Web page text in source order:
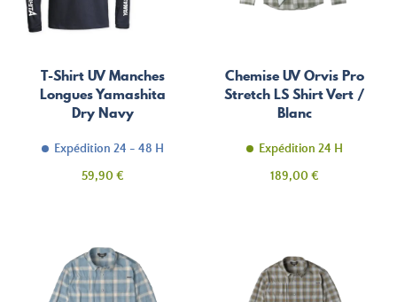
T-Shirt UV Manches
Longues Yamashita
Dry Navy
Expédition 24 - 48 H
Prix
59,90 €
Chemise UV Orvis Pro
Stretch LS Shirt Vert /
Blanc
Expédition 24 H
Prix
189,00 €